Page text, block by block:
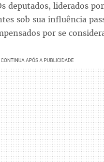
deputados, liderados
sob sua influência
por se